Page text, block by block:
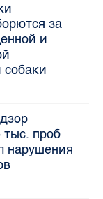
за
и
собаки
тыс. проб
нарушения